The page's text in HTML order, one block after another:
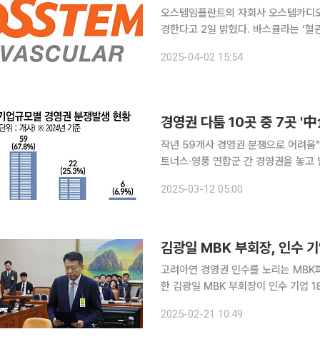
오스템임플란트의 자회사 오스템카
경한다고 2일 밝혔다. 바스큘라는 ‘혈관’을 의미하는 단어다. 기존 심혈관 의료기기에서 뇌혈관과
2025-04-02 15:54
작년 59개사 경영권 분쟁으로 어려움"상법 개
트너스·영풍 연합군 간 경영권을 놓
영권 및 주주 간 분쟁은 재계의 ‘뉴 노
2025-03-12 05:00
고려아연 경영권 인수를 노리는 MBK
한 김광일 MBK 부회장이 인수 기업 18
이사 2곳, 사내이사 1곳, 기타비상무
2025-02-21 10:49